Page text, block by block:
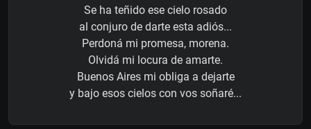
Se ha teñido ese cielo rosado
al conjuro de darte esta adiós...
Perdoná mi promesa, morena.
Olvidá mi locura de amarte.
Buenos Aires mi obliga a dejarte
y bajo esos cielos con vos soñaré...